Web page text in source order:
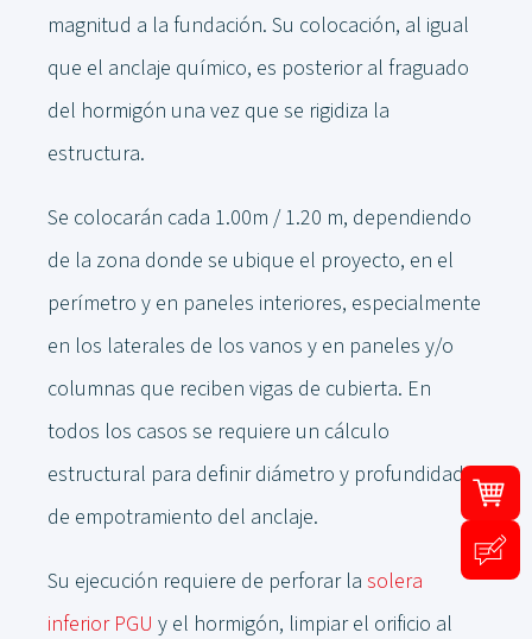
magnitud a la fundación. Su colocación, al igual
que el anclaje químico, es posterior al fraguado
del hormigón una vez que se rigidiza la
estructura.
Se colocarán cada 1.00m / 1.20 m, dependiendo
de la zona donde se ubique el proyecto, en el
perímetro y en paneles interiores, especialmente
en los laterales de los vanos y en paneles y/o
columnas que reciben vigas de cubierta. En
todos los casos se requiere un cálculo
estructural para definir diámetro y profundidad
de empotramiento del anclaje.
Su ejecución requiere de perforar la solera
inferior PGU y el hormigón, limpiar el orificio al